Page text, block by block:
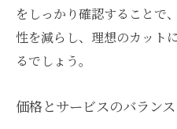
をしっかり確認することで
性を減らし、理想のカット
るでしょう。
価格とサービスのバラン